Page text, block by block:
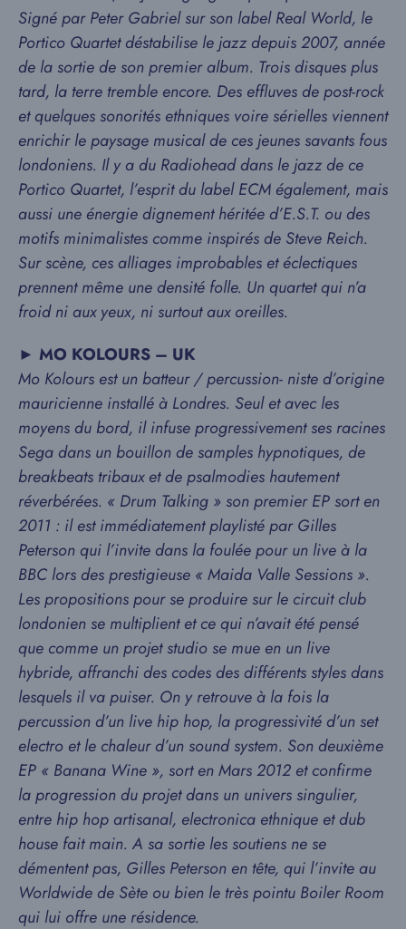
Signé par Peter Gabriel sur son label Real World, le
Portico Quartet déstabilise le jazz depuis 2007, année
de la sortie de son premier album. Trois disques plus
tard, la terre tremble encore. Des effluves de post-rock
et quelques sonorités ethniques voire sérielles viennent
enrichir le paysage musical de ces jeunes savants fous
londoniens. Il y a du Radiohead dans le jazz de ce
Portico Quartet, l’esprit du label ECM également, mais
aussi une énergie dignement héritée d’E.S.T. ou des
motifs minimalistes comme inspirés de Steve Reich.
Sur scène, ces alliages improbables et éclectiques
prennent même une densité folle. Un quartet qui n’a
froid ni aux yeux, ni surtout aux oreilles.
► MO KOLOURS – UK
Mo Kolours est un batteur / percussion- niste d’origine
mauricienne installé à Londres. Seul et avec les
moyens du bord, il infuse progressivement ses racines
Sega dans un bouillon de samples hypnotiques, de
breakbeats tribaux et de psalmodies hautement
réverbérées. « Drum Talking » son premier EP sort en
2011 : il est immédiatement playlisté par Gilles
Peterson qui l’invite dans la foulée pour un live à la
BBC lors des prestigieuse « Maida Valle Sessions ».
Les propositions pour se produire sur le circuit club
londonien se multiplient et ce qui n’avait été pensé
que comme un projet studio se mue en un live
hybride, affranchi des codes des différents styles dans
lesquels il va puiser. On y retrouve à la fois la
percussion d’un live hip hop, la progressivité d’un set
electro et le chaleur d’un sound system. Son deuxième
EP « Banana Wine », sort en Mars 2012 et confirme
la progression du projet dans un univers singulier,
entre hip hop artisanal, electronica ethnique et dub
house fait main. A sa sortie les soutiens ne se
démentent pas, Gilles Peterson en tête, qui l’invite au
Worldwide de Sète ou bien le très pointu Boiler Room
qui lui offre une résidence.